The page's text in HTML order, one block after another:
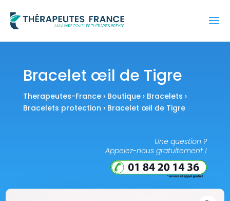
Bracelet œil de Tigre
Therapeutes-France› Boutique› Bracelets ›
Bracelets protection › Bracelet œil de Tigre
Une question ?
Appelez-nous gratuitement !